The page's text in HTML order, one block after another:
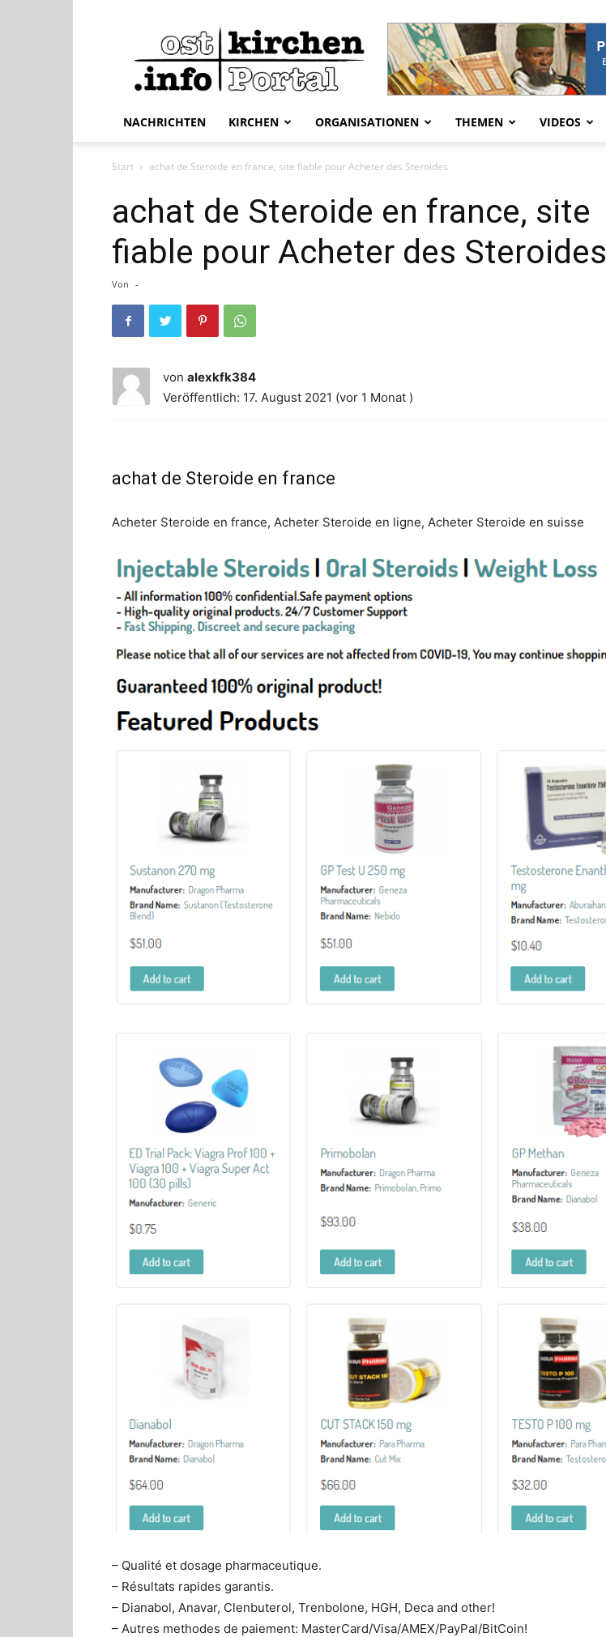
ostkirchen.info
NACHRICHTEN KIRCHEN ORGANISATIONEN THEMEN VIDEOS
Start achat de Steroide en france, site fiable pour Acheter des Steroides
achat de Steroide en france, site
fiable pour Acheter des Steroides
Von -
von alexkfk384
Veröffentlich: 17. August 2021 (vor 1 Monat )
achat de Steroide en france
Acheter Steroide en france, Acheter Steroide en ligne, Acheter Steroide en suisse
– Qualité et dosage pharmaceutique.
– Résultats rapides garantis.
– Dianabol, Anavar, Clenbuterol, Trenbolone, HGH, Deca and other!
– Autres methodes de paiement: MasterCard/Visa/AMEX/PayPal/BitCoin!